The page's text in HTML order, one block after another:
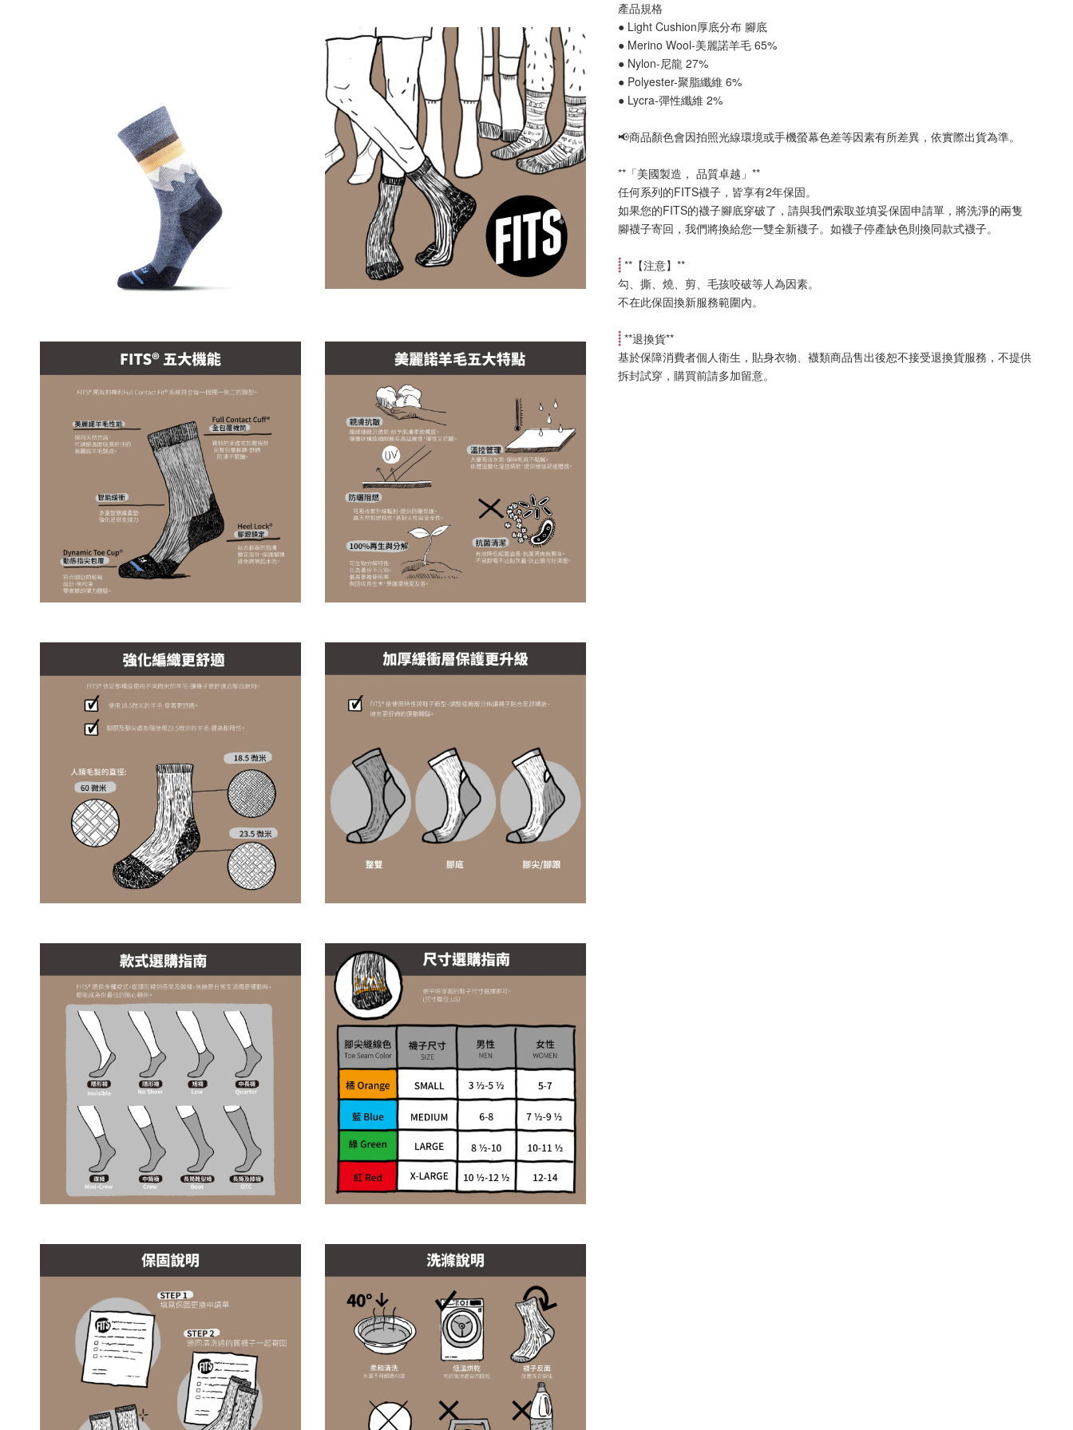
產品規格
● Light Cushion厚底分布 腳底
● Merino Wool-美麗諾羊毛 65%
● Nylon-尼龍 27%
● Polyester-聚脂纖維 6%
● Lycra-彈性纖維 2%
📢商品顏色會因拍照光線環境或手機螢幕色差等因素有所差異，依實際出貨為準。
**「美國製造， 品質卓越」**
任何系列的FITS襪子，皆享有2年保固。
如果您的FITS的襪子腳底穿破了，請與我們索取並填妥保固申請單，將洗淨的兩隻
腳襪子寄回，我們將換給您一雙全新襪子。如襪子停產缺色則換同款式襪子。
**【注意】**
勾、撕、燒、剪、毛孩咬破等人為因素。
不在此保固換新服務範圍內。
**退換貨**
基於保障消費者個人衛生，貼身衣物、襪類商品售出後恕不接受退換貨服務，不提供
拆封試穿，購買前請多加留意。